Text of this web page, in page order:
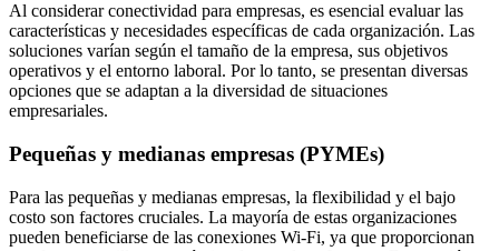
Al considerar conectividad para empresas, es esencial evaluar las
características y necesidades específicas de cada organización. Las
soluciones varían según el tamaño de la empresa, sus objetivos
operativos y el entorno laboral. Por lo tanto, se presentan diversas
opciones que se adaptan a la diversidad de situaciones
empresariales.
Pequeñas y medianas empresas (PYMEs)
Para las pequeñas y medianas empresas, la flexibilidad y el bajo
costo son factores cruciales. La mayoría de estas organizaciones
pueden beneficiarse de las conexiones Wi-Fi, ya que proporcionan